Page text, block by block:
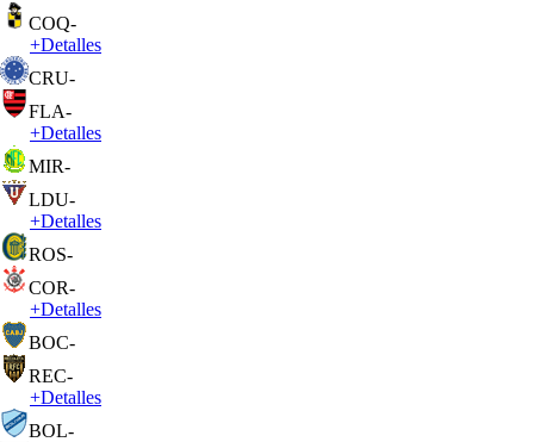
COQ-
+Detalles
CRU-
FLA-
+Detalles
MIR-
LDU-
+Detalles
ROS-
COR-
+Detalles
BOC-
REC-
+Detalles
BOL-